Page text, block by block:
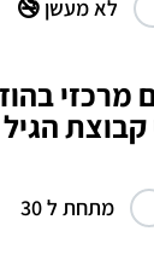
לא מעשן 🚭
מרכזי
קבוצת
מתחת ל 30